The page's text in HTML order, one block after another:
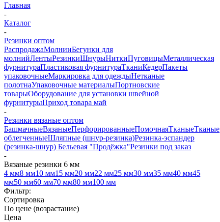
Главная
-
Каталог
-
Резинки оптом
РаспродажаМолнииБегунки для
молнийЛентыРезинкиШнурыНиткиПуговицыМеталлическая
фурнитураПластиковая фурнитураТканиКедерПакеты
упаковочныеМаркировка для одеждыНетканые
полотнаУпаковочные материалыПортновские
товарыОборудование для установки швейной
фурнитурыПриход товара май
-
Резинки вязаные оптом
БашмачныеВязаныеПерфорированныеПомочнаяТканыеТканые
облегченныеШляпные (шнур-резинка)Резинка-эспандер
(резинка-шнур) Бельевая "Продёжка"Резинки под заказ
-
Вязаные резинки 6 мм
4 мм8 мм10 мм15 мм20 мм22 мм25 мм30 мм35 мм40 мм45
мм50 мм60 мм70 мм80 мм100 мм
Фильтр:
Сортировка
По цене (возрастание)
Цена